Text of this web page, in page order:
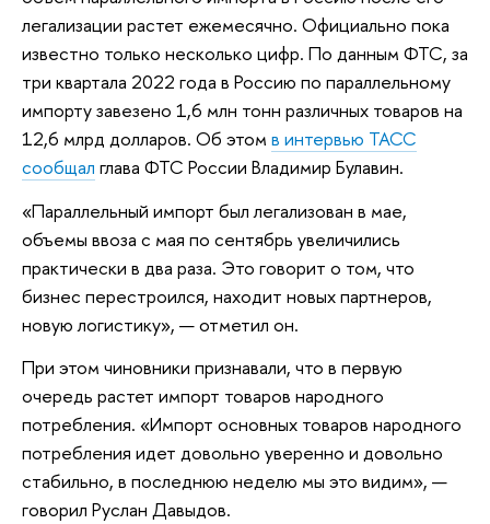
легализации растет ежемесячно. Официально пока
известно только несколько цифр. По данным ФТС, за
три квартала 2022 года в Россию по параллельному
импорту завезено 1,6 млн тонн различных товаров на
12,6 млрд долларов. Об этом в интервью ТАСС
сообщал глава ФТС России Владимир Булавин.
«Параллельный импорт был легализован в мае,
объемы ввоза с мая по сентябрь увеличились
практически в два раза. Это говорит о том, что
бизнес перестроился, находит новых партнеров,
новую логистику», — отметил он.
При этом чиновники признавали, что в первую
очередь растет импорт товаров народного
потребления. «Импорт основных товаров народного
потребления идет довольно уверенно и довольно
стабильно, в последнюю неделю мы это видим», —
говорил Руслан Давыдов.